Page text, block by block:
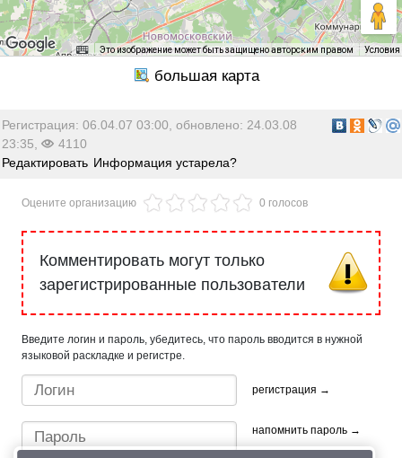
Это изображение может быть защищено авторским правом Условия
Регистрация: 06.04.07 03:00, обновлено: 24.03.08
23:35,
4110
Редактировать Информация устарела?
Оцените организацию 0 голосов
Комментировать могут только
зарегистрированные пользователи
Введите логин и пароль, убедитесь, что пароль вводится в нужной
языковой раскладке и регистре.
регистрация →
напомнить пароль →